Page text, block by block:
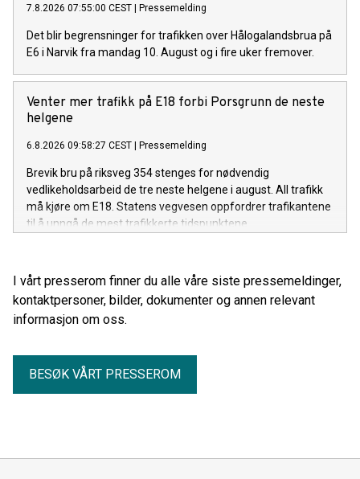
7.8.2026 07:55:00 CEST | Pressemelding
Det blir begrensninger for trafikken over Hålogalandsbrua på
E6 i Narvik fra mandag 10. August og i fire uker fremover.
Venter mer trafikk på E18 forbi Porsgrunn de neste
helgene
6.8.2026 09:58:27 CEST | Pressemelding
Brevik bru på riksveg 354 stenges for nødvendig
vedlikeholdsarbeid de tre neste helgene i august. All trafikk
må kjøre om E18. Statens vegvesen oppfordrer trafikantene
til å unngå de mest trafikkerte tidspunktene.
I vårt presserom finner du alle våre siste pressemeldinger,
kontaktpersoner, bilder, dokumenter og annen relevant
informasjon om oss.
BESØK VÅRT PRESSEROM